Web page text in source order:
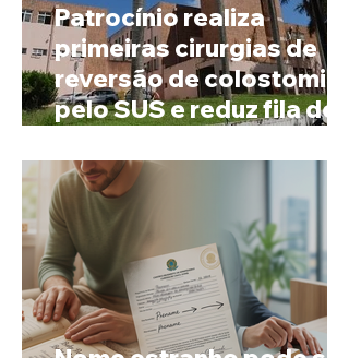
Patrocínio realiza
primeiras cirurgias de
reversão de colostomia
pelo SUS e reduz fila de